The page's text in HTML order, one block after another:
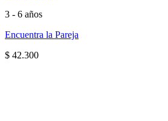
3 - 6 años
Encuentra la Pareja
$ 42.300